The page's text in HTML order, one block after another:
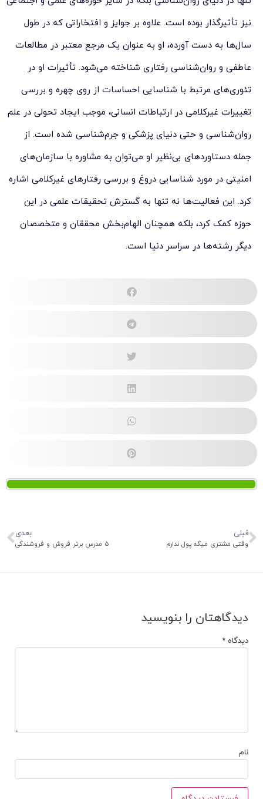
نیز تأثیرگذار بوده است. علاوه بر جوایز و افتخاراتی که در طول
سال‌ها به دست آورده، او به عنوان یک مرجع معتبر در مطالعات
عاطفی و روان‌شناسی رفتاری شناخته می‌شود. تأثیرات او در
تئوری‌های مرتبط با شناسایی احساسات از روی چهره و بررسی
تغییرات غیرکلامی در ارتباطات انسانی، موجب ایجاد تحولی در علم
روان‌شناسی و حتی دنیای پزشکی و جرم‌شناسی شده است. از
جمله دستاوردهای بی‌نظیر او می‌توان به مشاوره با سازمان‌های
امنیتی در مورد شناسایی دروغ و بررسی رفتارهای غیرکلامی اشاره
کرد. این فعالیت‌ها نه تنها به گسترش تحقیقات علمی در این
حوزه کمک کرد، بلکه همچنان الهام‌بخش محققان و متخصصان
دیگر رشته‌ها در سراسر دنیا است.
قبلی
وقتی مشتری میگه پول ندارم
بعدی
5 مدرس برتر فروش و فروشندگی
دیدگاهتان را بنویسید
دیدگاه *
نام